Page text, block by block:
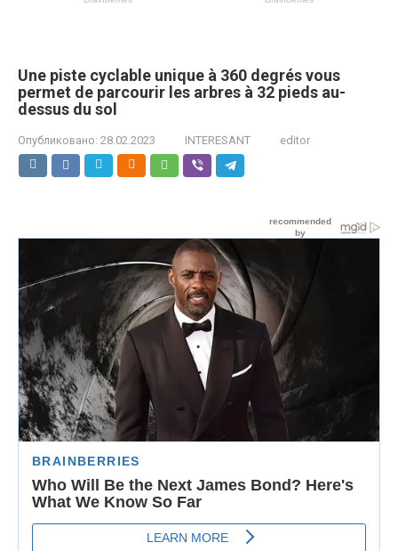
Une piste cyclable unique à 360 degrés vous
permet de parcourir les arbres à 32 pieds au-
dessus du sol
Опубликовано: 28.02.2023 INTERESANT editor